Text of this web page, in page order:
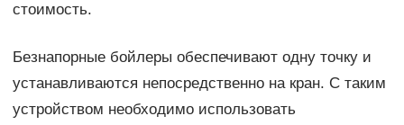
стоимость.
Безнапорные бойлеры обеспечивают одну точку и
устанавливаются непосредственно на кран. С таким
устройством необходимо использовать